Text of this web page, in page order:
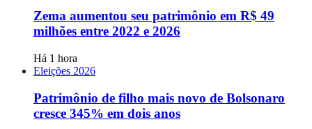
Zema aumentou seu patrimônio em R$ 49
milhões entre 2022 e 2026
Há 1 hora
Eleições 2026
Patrimônio de filho mais novo de Bolsonaro
cresce 345% em dois anos